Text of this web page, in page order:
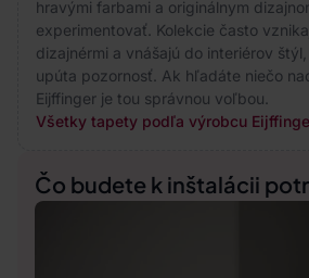
hravými farbami a originálnym
experimentovať. Kolekcie často
dizajnérmi a vnášajú do interiérov
upúta pozornosť. Ak hľadáte niečo
Eijffinger je tou správnou voľbou.
Všetky tapety podľa výrobcu
Čo budete k inštalácii